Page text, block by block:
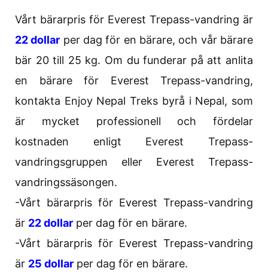
Vårt bärarpris för Everest Trepass-vandring är
22 dollar per dag för en bärare, och vår bärare
bär 20 till 25 kg. Om du funderar på att anlita
en bärare för Everest Trepass-vandring,
kontakta Enjoy Nepal Treks byrå i Nepal, som
är mycket professionell och fördelar
kostnaden enligt Everest Trepass-
vandringsgruppen eller Everest Trepass-
vandringssäsongen.
-Vårt bärarpris för Everest Trepass-vandring
är 22 dollar per dag för en bärare.
-Vårt bärarpris för Everest Trepass-vandring
är 25 dollar per dag för en bärare.